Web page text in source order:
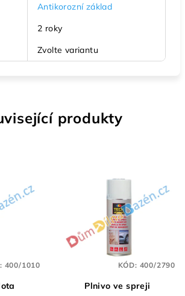
Antikorozní základ
2 roky
Zvolte variantu
produkty
400/1010
Plnivo ve spreji
KÓD: 400/2790